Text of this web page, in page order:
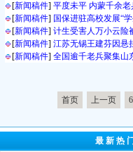
[新闻稿件] 平度未平 内蒙千余
[新闻稿件] 国保进驻高校发展“
[新闻稿件] 计生受害人万小云险
[新闻稿件] 江苏无锡王建芬因悬
[新闻稿件] 全国逾千老兵聚集山
首页 上一页 6
最 新 热